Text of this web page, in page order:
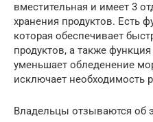
вместительная и имеет 3
хранения продуктов. Есть
которая обеспечивает
продуктов, а также
уменьшает обледенение
исключает необходимость
Владельцы отзываются об